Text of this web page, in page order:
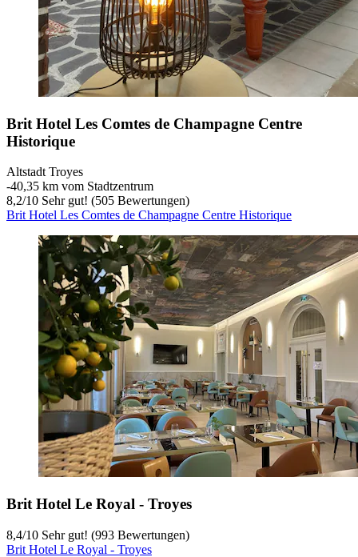
Brit Hotel Les Comtes de Champagne Centre
Historique
Altstadt Troyes
‐40,35 km vom Stadtzentrum
8,2/10 Sehr gut! (505 Bewertungen)
Brit Hotel Les Comtes de Champagne Centre Historique
Brit Hotel Le Royal - Troyes
8,4/10 Sehr gut! (993 Bewertungen)
Brit Hotel Le Royal - Troyes